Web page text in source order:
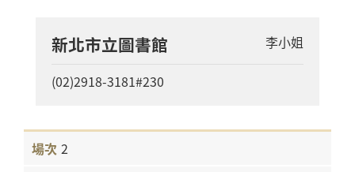
新北市立圖書館 李小姐
(02)2918-3181#230
2